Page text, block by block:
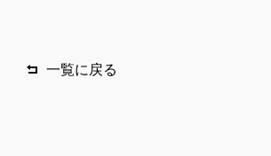
一覧に戻る